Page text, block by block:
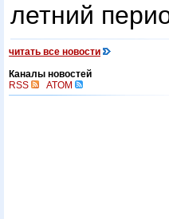
летний
читать все новости
Каналы новостей
RSS
ATOM